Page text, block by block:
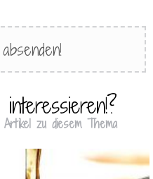
zu diesem Thema